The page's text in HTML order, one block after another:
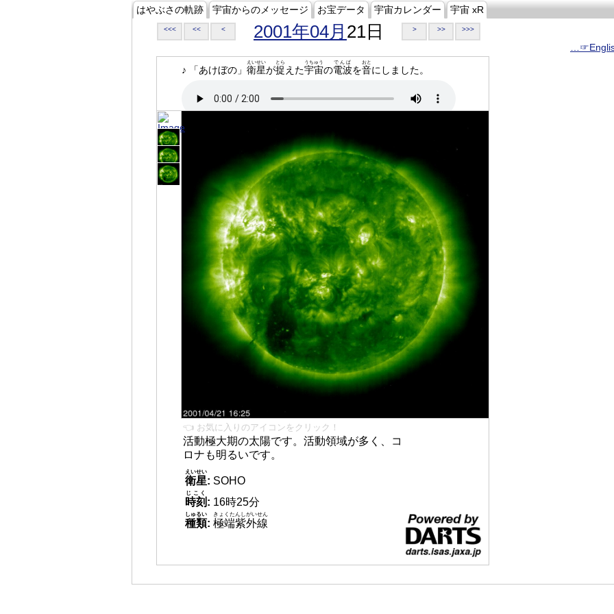
はやぶさの軌跡 宇宙からのメッセージ お宝データ 宇宙カレンダー 宇宙 xR
<<< << < 2001年04月 21日 > >> >>>
♪ 「あけぼの」 衛星
えいせい
が捉
とら
えた宇宙
うちゅう
の電波
でんぱ
を音
おと
にしました。
👈 お気に入りのアイコンをクリック！
活動極大期の太陽です。活動領域が多く、コ
ロナも明るいです。
衛星
えいせい
: SOHO
時刻
じこく
: 16時25分
種類
しゅるい
: 極端紫外線
きょくたんしがいせん